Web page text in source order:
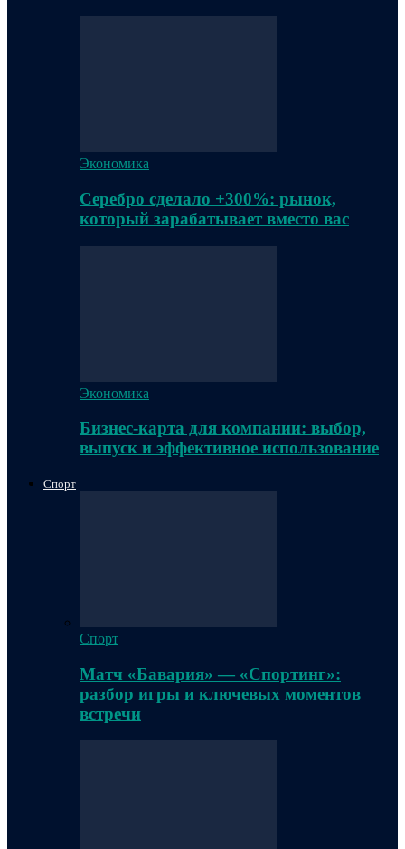
Экономика
Серебро сделало +300%: рынок,
который зарабатывает вместо вас
Экономика
Бизнес-карта для компании: выбор,
выпуск и эффективное использование
Спорт
Спорт
Матч «Бавария» — «Спортинг»:
разбор игры и ключевых моментов
встречи